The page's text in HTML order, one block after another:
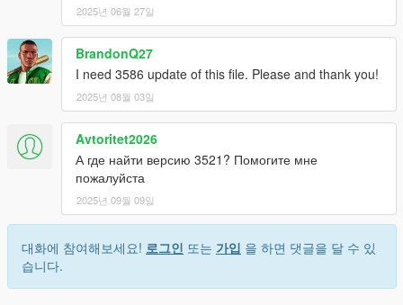
2025년 06월 27일
BrandonQ27
I need 3586 update of this file. Please and thank you!
2025년 08월 03일
Avtoritet2026
А где найти версию 3521? Помогите мне
пожалуйста
2025년 09월 09일
대화에 참여해보세요! 로그인 또는 가입 을 하면 댓글을 달 수 있
습니다.